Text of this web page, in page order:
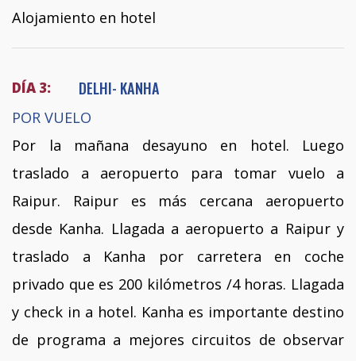
Alojamiento en hotel
DÍA 3: DELHI- KANHA
POR VUELO
Por la mañana desayuno en hotel. Luego
traslado a aeropuerto para tomar vuelo a
Raipur. Raipur es más cercana aeropuerto
desde Kanha. Llagada a aeropuerto a Raipur y
traslado a Kanha por carretera en coche
privado que es 200 kilómetros /4 horas. Llagada
y check in a hotel. Kanha es importante destino
de programa a mejores circuitos de observar